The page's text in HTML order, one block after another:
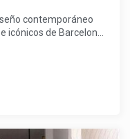
contemporáneo
icónicos de Barcelona.
excelente conexión
de algunos de los
oferta